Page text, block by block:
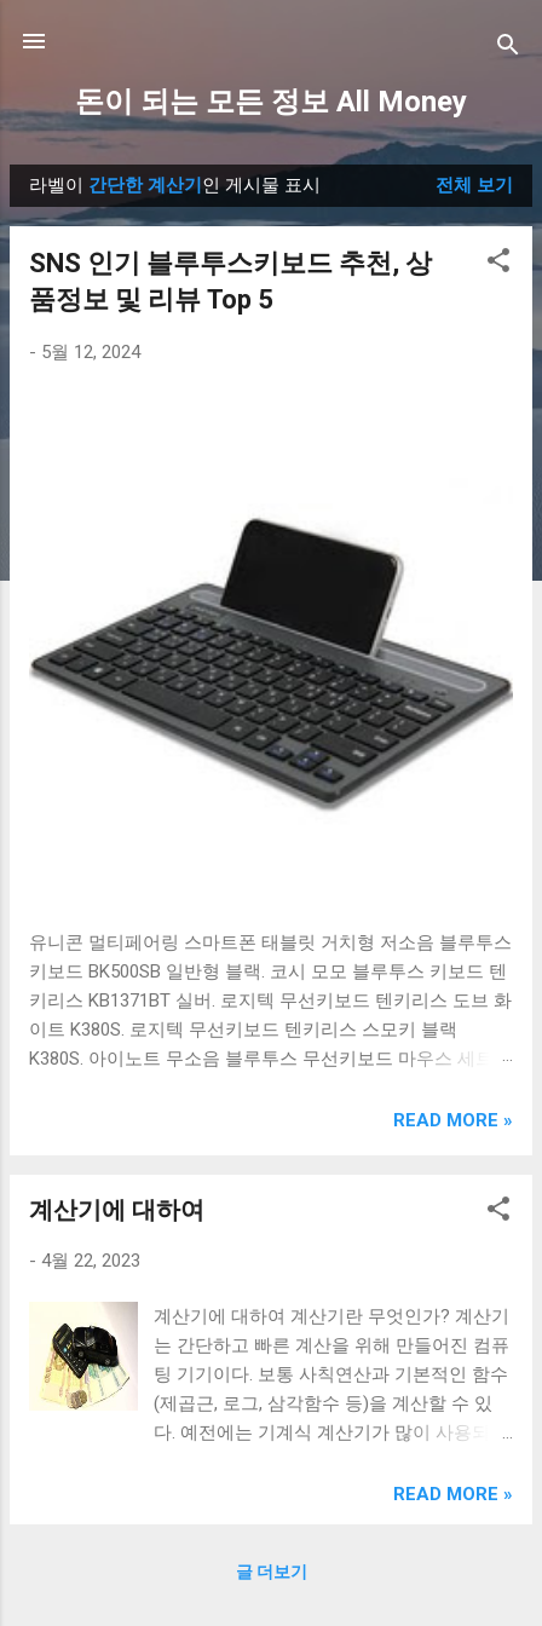
돈이 되는 모든 정보 All Money
글
라벨이 간단한 계산기인 게시물 표시 전체 보기
SNS 인기 블루투스키보드 추천, 상
품정보 및 리뷰 Top 5
- 5월 12, 2024
유니콘 멀티페어링 스마트폰 태블릿 거치형 저소음 블루투스
키보드 BK500SB 일반형 블랙. 코시 모모 블루투스 키보드 텐
키리스 KB1371BT 실버. 로지텍 무선키보드 텐키리스 도브 화
이트 K380S. 로지텍 무선키보드 텐키리스 스모키 블랙
K380S. 아이노트 무소음 블루투스 무선키보드 마우스 세트
OABTKBDA 퓨어 화이트. 코시 베이직 블루투스 키보드
랙. 큐센 멤브레인 무선 키보드 블랙 K1000 일반형 블루투스
다양한 할인 혜택과 빠른배송 혜택을 놓치지 않도록 먼저 확
도 많고, 가격도 다양해서 결정이 많이 어려우시죠? 특히 블
루투스키보드 같은 상품을 고를 때는 더 고민이 많을 수 밖에
없습니다. 다양한 상품들을 상세스펙 과 가격 을 꼼꼼히 비교
해서 구매하실 수 있도록 순위 추천 해드릴게요. 특가상품 보
러가기 추천상품 Best 유니콘 멀티페어링 스마트폰 태블릿
READ MORE »
계산기에 대하여
- 4월 22, 2023
계산기에 대하여 계산기란 무엇인가? 계산기
는 간단하고 빠른 계산을 위해 만들어진 컴퓨
팅 기기이다. 보통 사칙연산과 기본적인 함수
(제곱근, 로그, 삼각함수 등)을 계산할 수 있
다. 예전에는 기계식 계산기가 많이 사용되었
기의 종류 일반 계산기: 사칙연산과 기본 함
계산할 수 있는 기능이 있는 계산기 금융 계
READ MORE »
글 더보기